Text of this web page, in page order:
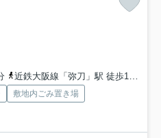
近鉄大阪線「弥刀」駅 徒歩14分
敷地内ごみ置き場